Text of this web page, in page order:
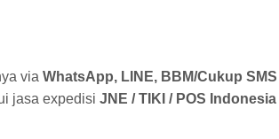
via WhatsApp, LINE, BBM/Cukup SMS
jasa expedisi JNE / TIKI / POS Indonesia